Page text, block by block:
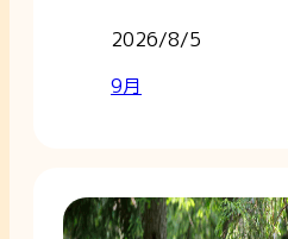
2026/8/5
9月